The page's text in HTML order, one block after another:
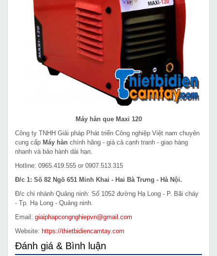
Máy hàn que Maxi 120
Công ty TNHH Giải pháp Phát triển Công nghiệp Việt nam chuyên
cung cấp Máy hàn chính hãng - giá cả cạnh tranh - giao hàng
nhanh và bảo hành dài hạn.
Hotline: 0965.419.555 or 0907.513.315
Đ/c 1: Số 82 Ngõ 651 Minh Khai - Hai Bà Trưng - Hà Nội.
Đ/c chi nhánh Quảng ninh: Số 1052 đường Hạ Long - P. Bãi cháy
- Tp. Hạ Long - Quảng ninh.
Email: giaiphapcongnghiepvn@gmail.com
Website: https://thietbidiencamtay.com
Đánh giá & Bình luận